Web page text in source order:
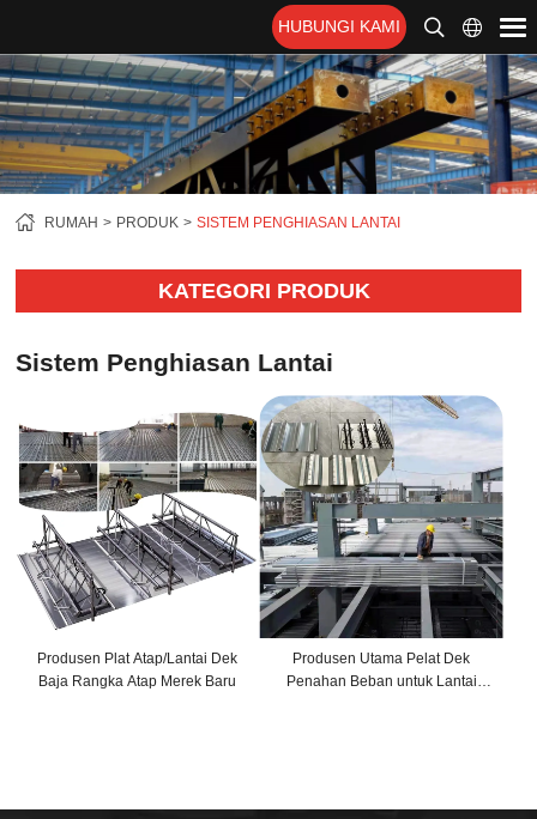
HUBUNGI KAMI
RUMAH PRODUK SISTEM PENGHIASAN LANTAI
KATEGORI PRODUK
Sistem Penghiasan Lantai
Produsen Plat Atap/Lantai Dek
Baja Rangka Atap Merek Baru
Produsen Utama Pelat Dek
Penahan Beban untuk Lantai